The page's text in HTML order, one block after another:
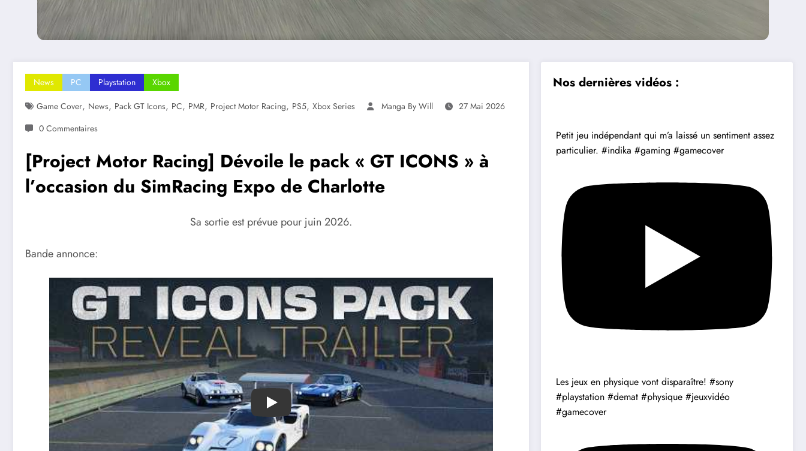
News PC Playstation
Xbox
Game Cover, News, Pack GT Icons, PC, PMR, Project Motor Racing, PS5, Xbox Series Manga By Will
27 Mai 2026
0 Commentaires
[Project Motor Racing] Dévoile le pack « GT ICONS » à
l’occasion du SimRacing Expo de Charlotte
Sa sortie est prévue pour juin 2026.
Bande annonce:
Play
Nos dernières vidéos :
Petit jeu indépendant qui m’a laissé un sentiment assez
particulier. #indika #gaming #gamecover
Les jeux en physique vont disparaître! #sony
#playstation #demat #physique #jeuxvidéo
#gamecover